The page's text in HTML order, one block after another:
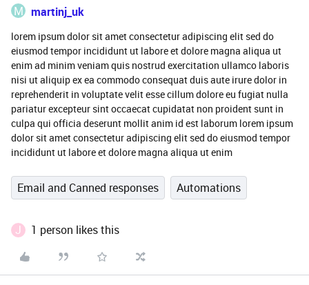
M martinj_uk
lorem ipsum dolor sit amet consectetur adipiscing elit sed do
eiusmod tempor incididunt ut labore et dolore magna aliqua ut
enim ad minim veniam quis nostrud exercitation ullamco laboris
nisi ut aliquip ex ea commodo consequat duis aute irure dolor in
reprehenderit in voluptate velit esse cillum dolore eu fugiat nulla
pariatur excepteur sint occaecat cupidatat non proident sunt in
culpa qui officia deserunt mollit anim id est laborum lorem ipsum
dolor sit amet consectetur adipiscing elit sed do eiusmod tempor
incididunt ut labore et dolore magna aliqua ut enim
Email and Canned responses Automations
J 1 person likes this